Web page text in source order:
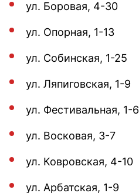
ул. Боровая, 4-30
ул. Опорная, 1-13
ул. Собинская, 1-25
ул. Ляпиговская, 1-9
ул. Фестивальная, 1-6
ул. Восковая, 3-7
ул. Ковровская, 4-10
ул. Арбатская, 1-9